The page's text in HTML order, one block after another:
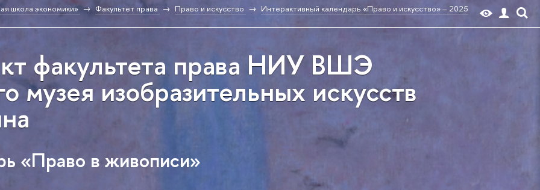
школа экономики» Факультет права Право и искусство Интерактивный календарь «Право и искусство» – 2025
факультета права НИУ ВШЭ
музея изобразительных искусств
«Право в живописи»